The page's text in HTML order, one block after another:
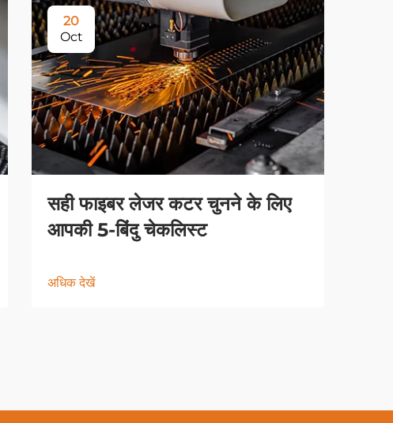
20
Oct
सही फाइबर लेजर कटर चुनने के लिए
आपकी 5-बिंदु चेकलिस्ट
अधिक देखें